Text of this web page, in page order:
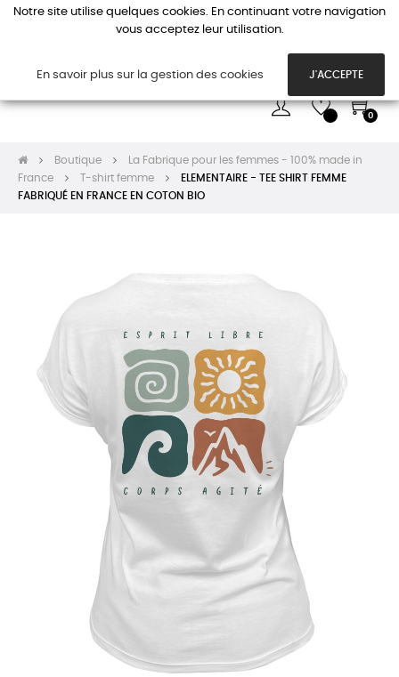
la
0
Boutique
La Fabrique pour les femmes - 100% made in
France
T-shirt femme
ELEMENTAIRE - TEE SHIRT FEMME
FABRIQUÉ EN FRANCE EN COTON BIO
Notre site utilise quelques cookies. En continuant votre navigation
vous acceptez leur utilisation.
En savoir plus sur la gestion des cookies J'ACCEPTE